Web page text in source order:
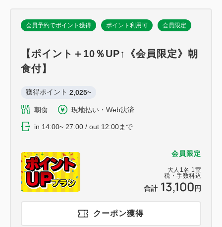
会員限定
大人 1 名 1 室
税・手数料込
合計 13,100 円
会員予約でポイント獲得 ポイント利用可 会員限定
【ポイント＋10％UP↑《会員限定》朝
食付】
獲得ポイント 2,025~
朝食 現地払い・Web決済
in 14:00~ 27:00 / out 12:00まで
クーポン獲得